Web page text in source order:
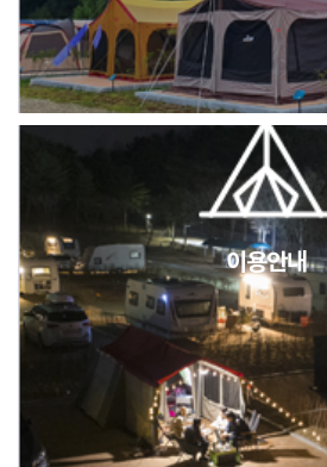
2026년 5월 캠핑장 안점 점
캠핑장(9월1일~6일) 미운영
2026년 5월 캠핑장 안점 점
캠핑장(9월1일~6일) 미운영
이용안내